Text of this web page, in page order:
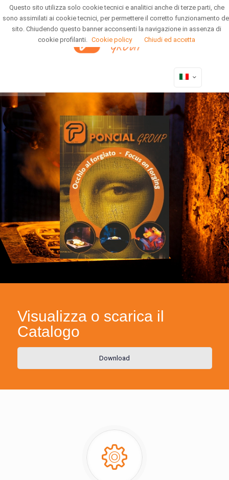
Area riservata Newsletter
Visualizza o scarica il
Catalogo
Download
Questo sito utilizza solo cookie tecnici e analitici anche di terze parti, che
sono assimilati ai cookie tecnici, per permettere il corretto funzionamento
sito. Chiudendo questo banner acconsenti la navigazione in assenza di
cookie profilanti. Cookie policy Chiudi ed accetta